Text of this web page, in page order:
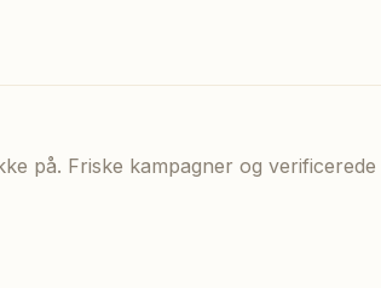
på. Friske kampagner og